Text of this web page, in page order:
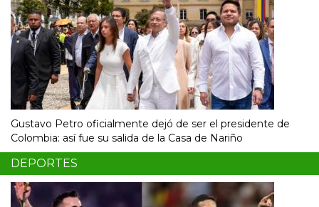
Gustavo Petro oficialmente dejó de ser el presidente de
Colombia: así fue su salida de la Casa de Nariño
DEPORTES